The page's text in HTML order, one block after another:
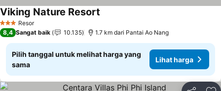
3 BintangResor
Viking Nature Resort
8,4 Sangat baik 10.135 1.7 km dari Pantai Ao Nang
Pilih tanggal untuk melihat harga yang
sama
Lihat harga